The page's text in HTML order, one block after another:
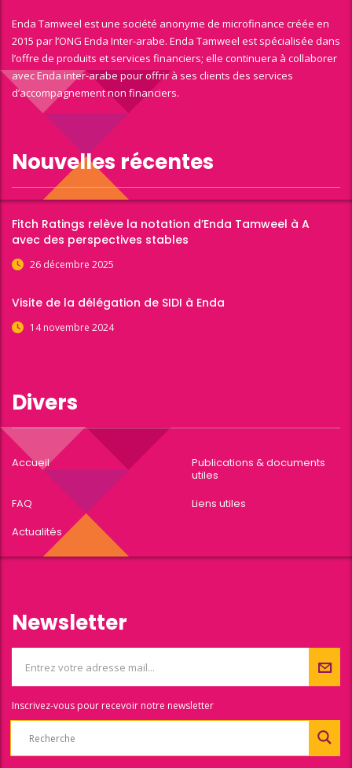
Enda Tamweel est une société anonyme de microfinance créée en
2015 par l’ONG Enda Inter-arabe. Enda Tamweel est spécialisée dans
l’offre de produits et services financiers; elle continuera à collaborer
avec Enda inter-arabe pour offrir à ses clients des services
d’accompagnement non financiers.
Nouvelles récentes
Fitch Ratings relève la notation d’Enda Tamweel à A
avec des perspectives stables
26 décembre 2025
Visite de la délégation de SIDI à Enda
14 novembre 2024
Divers
Accueil
Publications & documents
utiles
FAQ
Liens utiles
Actualités
Newsletter
Inscrivez-vous pour recevoir notre newsletter